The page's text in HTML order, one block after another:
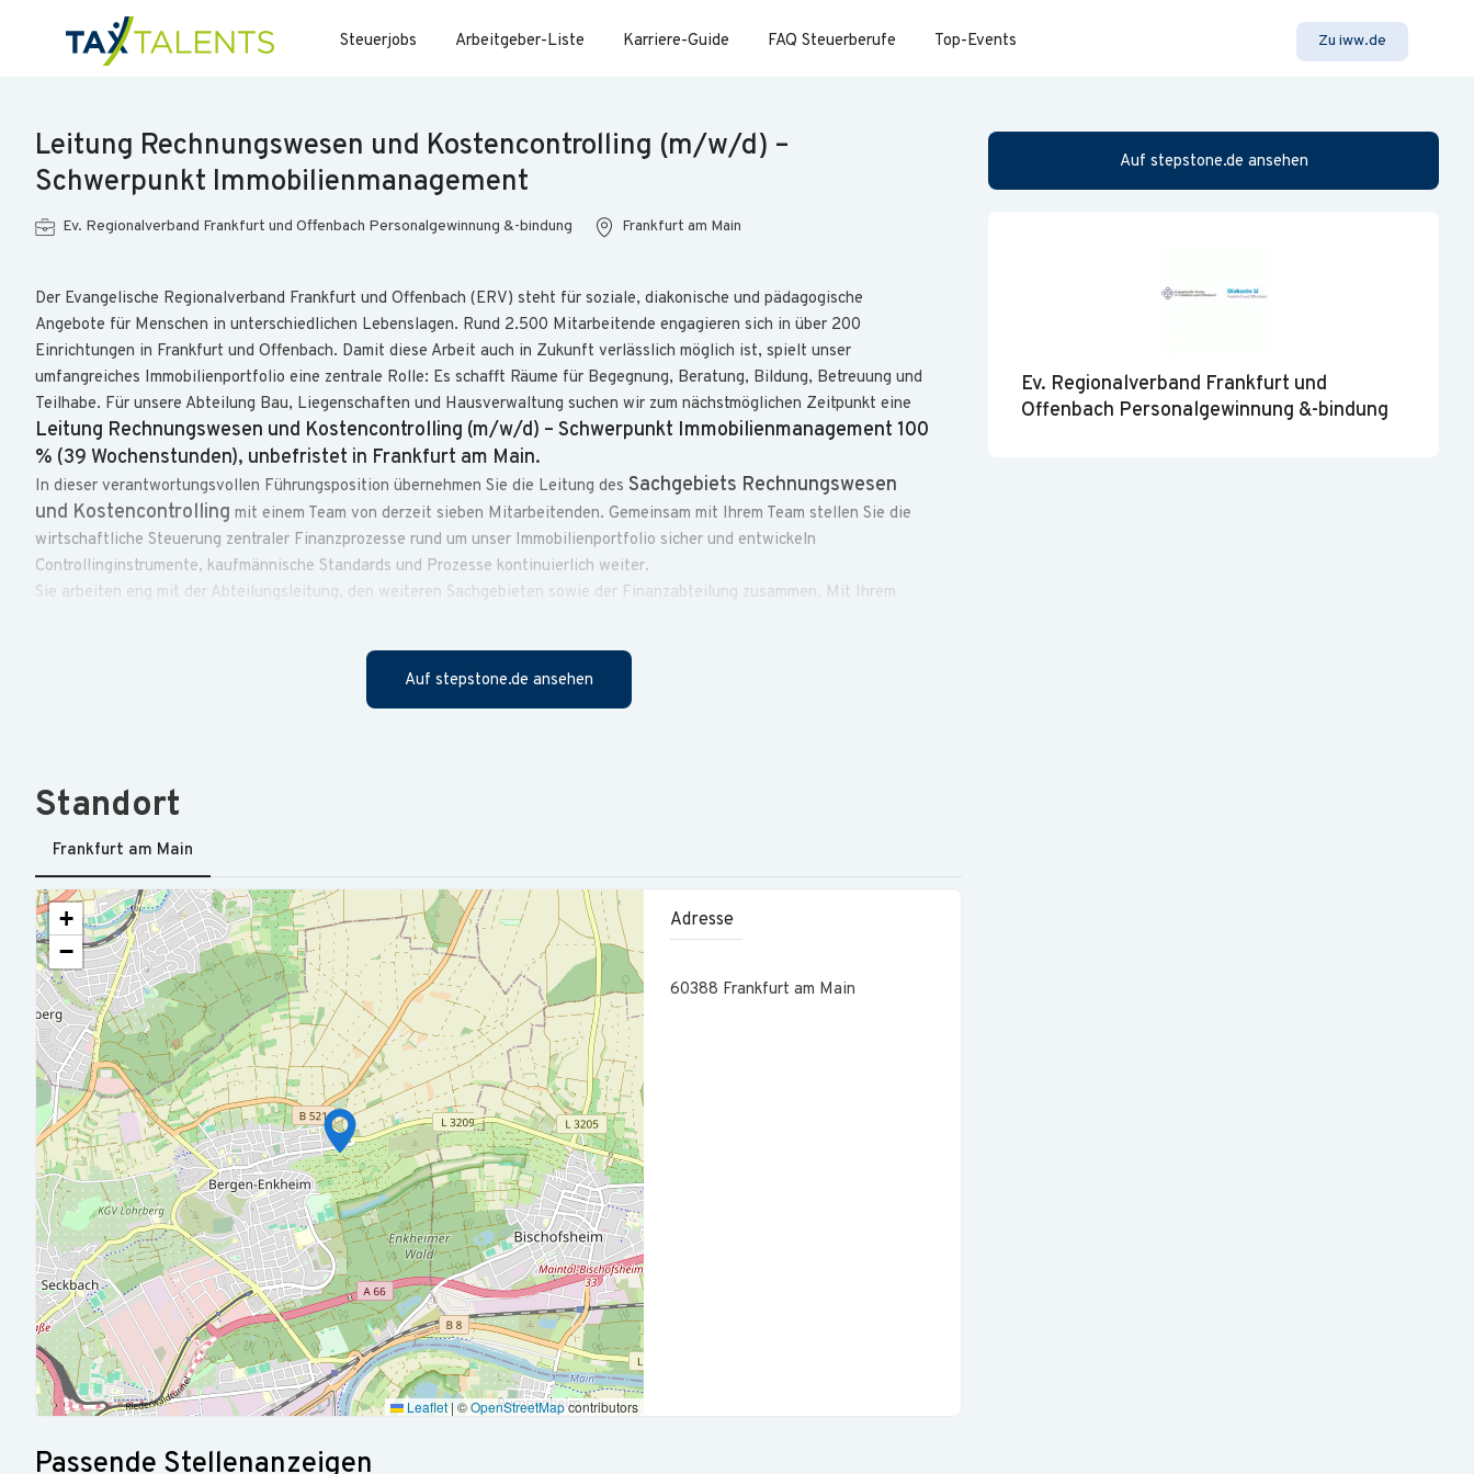
Steuerjobs Arbeitgeber-Liste Karriere-Guide FAQ Steuerberufe Top-Events Zu iww.de
Leitung Rechnungswesen und Kostencontrolling (m/w/d) –
Schwerpunkt Immobilienmanagement
Ev. Regionalverband Frankfurt und Offenbach Personalgewinnung &-bindung Frankfurt am Main
Der Evangelische Regionalverband Frankfurt und Offenbach (ERV) steht für soziale, diakonische und pädagogische
Angebote für Menschen in unterschiedlichen Lebenslagen. Rund 2.500 Mitarbeitende engagieren sich in über 200
Einrichtungen in Frankfurt und Offenbach. Damit diese Arbeit auch in Zukunft verlässlich möglich ist, spielt unser
umfangreiches Immobilienportfolio eine zentrale Rolle: Es schafft Räume für Begegnung, Beratung, Bildung, Betreuung und
Teilhabe. Für unsere Abteilung Bau, Liegenschaften und Hausverwaltung suchen wir zum nächstmöglichen Zeitpunkt eine
Leitung Rechnungswesen und Kostencontrolling (m/w/d) – Schwerpunkt Immobilienmanagement 100
% (39 Wochenstunden), unbefristet in Frankfurt am Main.
In dieser verantwortungsvollen Führungsposition übernehmen Sie die Leitung des Sachgebiets Rechnungswesen
und Kostencontrolling mit einem Team von derzeit sieben Mitarbeitenden. Gemeinsam mit Ihrem Team stellen Sie die
wirtschaftliche Steuerung zentraler Finanzprozesse rund um unser Immobilienportfolio sicher und entwickeln
Controllinginstrumente, kaufmännische Standards und Prozesse kontinuierlich weiter.
Sie arbeiten eng mit der Abteilungsleitung, den weiteren Sachgebieten sowie der Finanzabteilung zusammen. Mit Ihrem
So leisten Sie einen wesentlichen Beitrag zur nachhaltigen Entwicklung unserer Immobilien für soziale, diakonische und
Sie entwickeln das Team Rechnungswesen und Kostencontrolling strategisch und organisatorisch weiter.
Sie erstellen eigenverantwortlich die Haushaltsplanung für die verantworteten Haushaltsstellen und wirken an der
Aufstellung des Vermögenshaushalts mit.
Sie koordinieren die Investitionsplanung sowie die Jahresabschlussprozesse innerhalb der Abteilung und schaffen
Transparenz über die wirtschaftliche Entwicklung.
Sie steuern Förder- und Drittmittel einschließlich Mittelabruf und Verwendungsnachweisen.
Sie entwickeln das Personalkostencontrolling sowie das interne Reporting kontinuierlich weiter.
Sie beraten Bau-, Sanierungs- und Investitionsmaßnahmen in allen kaufmännischen Fragestellungen.
Sie arbeiten vertrauensvoll mit der Finanzabteilung sowie weiteren internen und externen Schnittstellen zusammen.
Ein erfolgreich abgeschlossenes Studium der Betriebswirtschaft, Immobilienwirtschaft, des Wirtschaftsrechts oder einer
vergleichbaren Fachrichtung. Alternativ verfügen Sie über eine vergleichbare Qualifikation mit entsprechender
Berufserfahrung.
Mehrjährige Berufserfahrung im Rechnungswesen, Controlling oder kaufmännischen Immobilienmanagement –
idealerweise in einer komplexen Organisation.
Führungserfahrung sowie die Fähigkeit, Mitarbeitende wertschätzend zu führen, zu entwickeln und
Veränderungsprozesse aktiv zu gestalten.
Fundierte Kenntnisse in Haushaltsplanung, Budgetsteuerung, Kostencontrolling und betriebswirtschaftlichen
Auf stepstone.de ansehen
Standort
Frankfurt am Main
+
−
Leaflet | ©OpenStreetMapcontributors
Adresse
60388 Frankfurt am Main
Passende Stellenanzeigen
Auf stepstone.de ansehen
Ev. Regionalverband Frankfurt und
Offenbach Personalgewinnung &-bindung